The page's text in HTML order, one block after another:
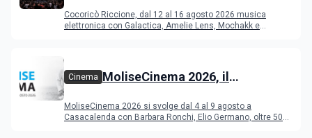
Cocoricò Riccione, dal 12 al 16 agosto 2026 musica
elettronica con Galactica, Amelie Lens, Mochakk e
Cinema MoliseCinema 2026, il
MoliseCinema 2026 si svolge dal 4 al 9 agosto a
Casacalenda con Barbara Ronchi, Elio Germano, oltre 50